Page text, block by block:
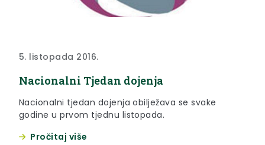
5. listopada 2016.
Nacionalni Tjedan dojenja
Nacionalni tjedan dojenja obilježava se svake
godine u prvom tjednu listopada.
Pročitaj više